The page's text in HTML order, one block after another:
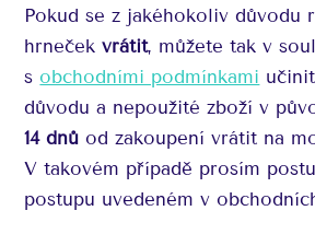
Pokud se z jakéhokoliv důvodu
hrnečekvrátit, můžete tak v
sobchodními podmínkami
důvodu a nepoužité zboží v
14 dnů od zakoupení vrátit na
V takovém případě prosím
postupu uvedeném v